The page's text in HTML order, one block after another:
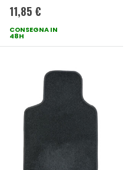
11,85 €
CONSEGNA IN
48H